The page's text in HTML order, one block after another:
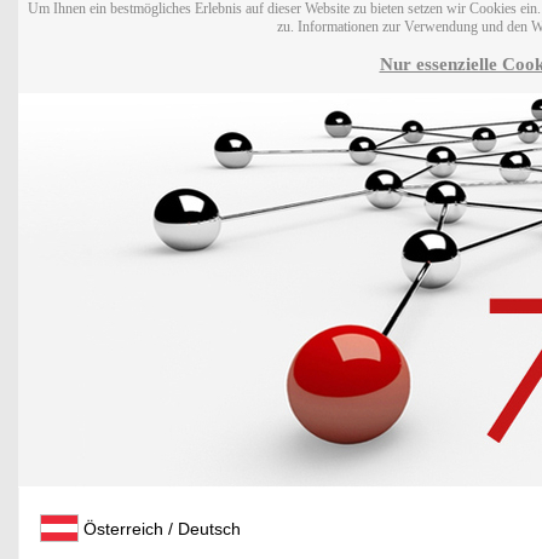
Um Ihnen ein bestmögliches Erlebnis auf dieser Website zu bieten setzen wir Cookies
zu. Informationen zur Verwendung und den
Nur essenzielle
Österreich / Deutsch